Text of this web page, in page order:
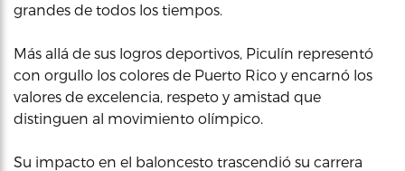
grandes de todos los tiempos.
Más allá de sus logros deportivos, Piculín representó
con orgullo los colores de Puerto Rico y encarnó los
valores de excelencia, respeto y amistad que
distinguen al movimiento olímpico.
Su impacto en el baloncesto trascendió su carrera